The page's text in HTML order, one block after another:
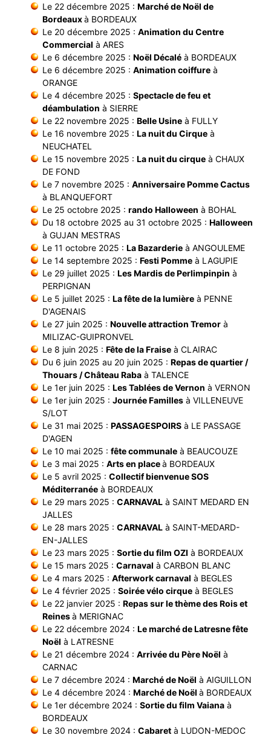
Le 22 décembre 2025 : Marché de Noël de
Bordeauxà BORDEAUX
Le 20 décembre 2025 : Animation du Centre
Commercial à ARES
Le 6 décembre 2025 : Noël Décalé à BORDEAUX
Le 6 décembre 2025 : Animation coiffure à
ORANGE
Le 4 décembre 2025 : Spectacle de feu et
déambulation à SIERRE
Le 22 novembre 2025 : Belle Usine à FULLY
Le 16 novembre 2025 : La nuit du Cirque à
NEUCHATEL
Le 15 novembre 2025 : La nuit du cirque à CHAUX
DE FOND
Le 7 novembre 2025 : Anniversaire Pomme Cactus
à BLANQUEFORT
Le 25 octobre 2025 : rando Halloween à BOHAL
Du 18 octobre 2025 au 31 octobre 2025 : Halloween
à GUJAN MESTRAS
Le 11 octobre 2025 : La Bazarderie à ANGOULEME
Le 14 septembre 2025 : Festi Pomme à LAGUPIE
Le 29 juillet 2025 : Les Mardis de Perlimpinpin à
PERPIGNAN
Le 5 juillet 2025 : La fête de la lumière à PENNE
D'AGENAIS
Le 27 juin 2025 : Nouvelle attraction Tremor à
MILIZAC-GUIPRONVEL
Le 8 juin 2025 : Fête de la Fraise à CLAIRAC
Du 6 juin 2025 au 20 juin 2025 : Repas de quartier /
Thouars / Château Raba à TALENCE
Le 1er juin 2025 : Les Tablées de Vernon à VERNON
Le 1er juin 2025 : Journée Familles à VILLENEUVE
S/LOT
Le 31 mai 2025 : PASSAGESPOIRS à LE PASSAGE
D'AGEN
Le 10 mai 2025 : fête communale à BEAUCOUZE
Le 3 mai 2025 : Arts en placeà BORDEAUX
Le 5 avril 2025 : Collectif bienvenue SOS
Méditerranée à BORDEAUX
Le 29 mars 2025 : CARNAVAL à SAINT MEDARD EN
JALLES
Le 28 mars 2025 : CARNAVAL à SAINT-MEDARD-
EN-JALLES
Le 23 mars 2025 : Sortie du film OZI à BORDEAUX
Le 15 mars 2025 : Carnaval à CARBON BLANC
Le 4 mars 2025 : Afterwork carnaval à BEGLES
Le 4 février 2025 : Soirée vélo cirque à BEGLES
Le 22 janvier 2025 : Repas sur le thème des Rois et
Reinesà MERIGNAC
Le 22 décembre 2024 : Le marché de Latresne fête
Noël à LATRESNE
Le 21 décembre 2024 : Arrivée du Père Noël à
CARNAC
Le 7 décembre 2024 : Marché de Noël à AIGUILLON
Le 4 décembre 2024 : Marché de Noël à BORDEAUX
Le 1er décembre 2024 : Sortie du film Vaiana à
BORDEAUX
Le 30 novembre 2024 : Cabaret à LUDON-MEDOC